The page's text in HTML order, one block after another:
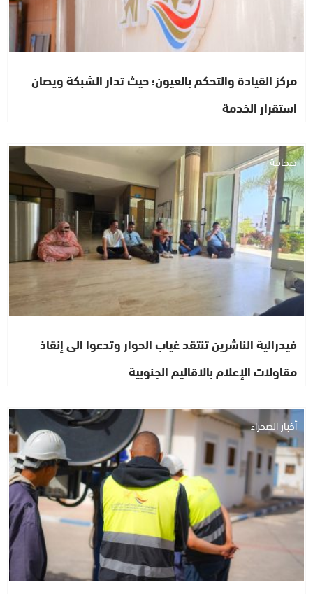
مركز القيادة والتحكم بالعيون؛ حيث تدار الشبكة ويصان
استقرار الخدمة
صحافة
فيدرالية الناشرين تنتقد غياب الحوار وتدعوا الى إنقاذ
مقاولات الإعلام بالاقاليم الجنوبية
أخبار الصحراء